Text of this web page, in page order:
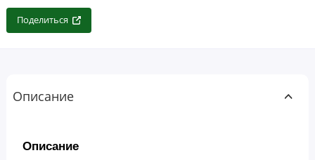
Поделиться
Описание
Описание